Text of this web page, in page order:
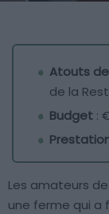
Atouts de
de la
Budget :
Les amateurs
une ferme qui a